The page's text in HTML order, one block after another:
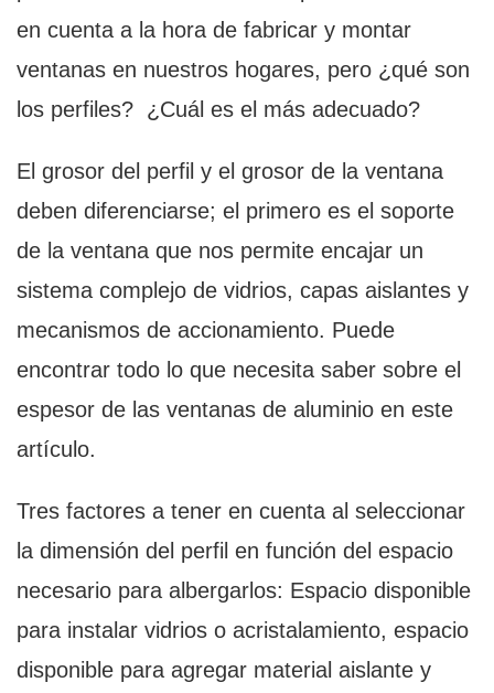
en cuenta a la hora de fabricar y montar
ventanas en nuestros hogares, pero ¿qué son
los perfiles? ¿Cuál es el más adecuado?
El grosor del perfil y el grosor de la ventana
deben diferenciarse; el primero es el soporte
de la ventana que nos permite encajar un
sistema complejo de vidrios, capas aislantes y
mecanismos de accionamiento. Puede
encontrar todo lo que necesita saber sobre el
espesor de las ventanas de aluminio en este
artículo.
Tres factores a tener en cuenta al seleccionar
la dimensión del perfil en función del espacio
necesario para albergarlos: Espacio disponible
para instalar vidrios o acristalamiento, espacio
disponible para agregar material aislante y